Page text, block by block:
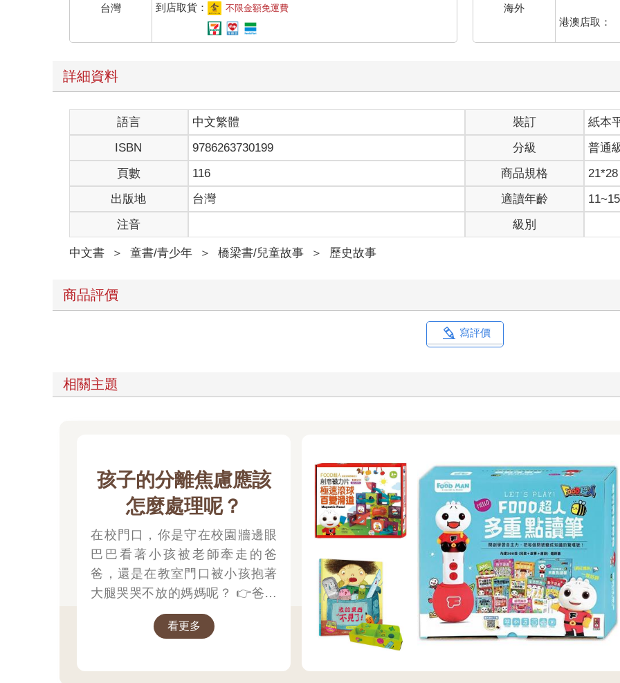
台灣
到店取貨：
不限金額免運費 海外
港澳店取：
詳細資料
語言 中文繁體 裝訂
紙本
ISBN
9786263730199 分級
普通
頁數
116 商品規格
21*28
出版地
台灣 適讀年齡
注音
級別
中文書 ＞ 童書/青少年 ＞ 橋梁書/兒童故事 ＞ 歷史故事
商品評價
寫評價
相關主題
孩子的分離焦慮應該
怎麼處理呢？
在校門口，你是守在校園牆邊眼
巴巴看著小孩被老師牽走的爸
爸，還是在教室門口被小孩抱著
大腿哭哭不放的媽媽呢？ 👉爸媽
的分離焦慮應該怎麼處理呢？1.認
知到不安是正常的 2.讓注意力轉
👉那小朋友該如何適應過渡期
看更多